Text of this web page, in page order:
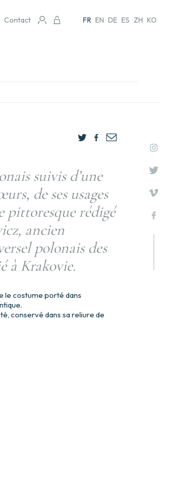
Contact FR EN DE ES ZH KO
suivis d’une
de ses usages
pittoresque rédigé
ancien
polonais des
à Krakovie.
le costume porté dans
conservé dans sa reliure de